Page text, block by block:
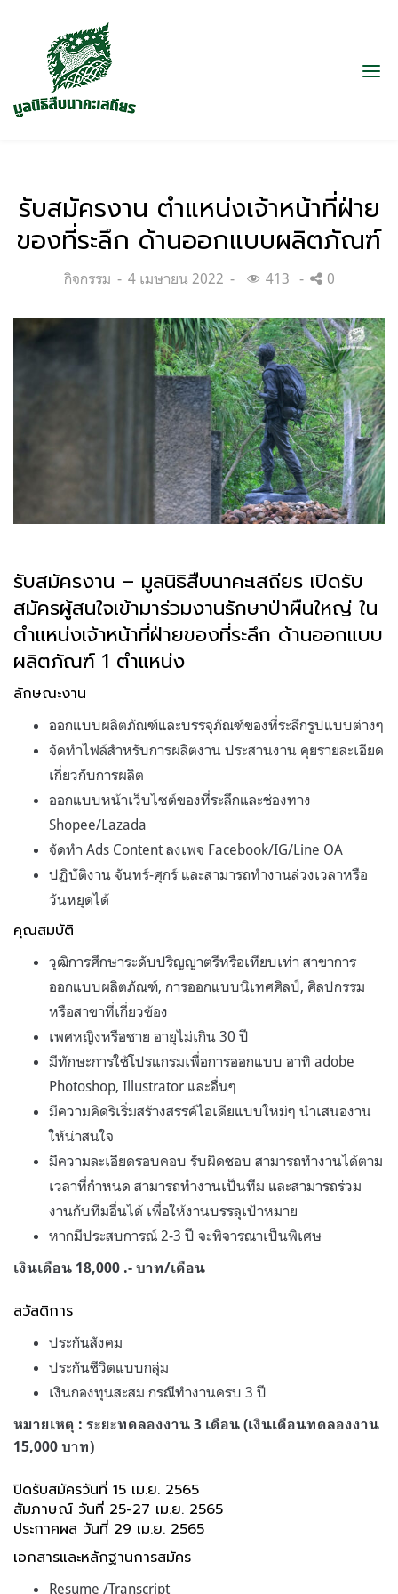
รับสมัครงาน ตำแหน่งเจ้าหน้าที่ฝ่าย
ของที่ระลึก ด้านออกแบบผลิตภัณฑ์
Categories:
กิจกรรม
Posted
4 เมษายน 2022 413 0
รับสมัครงาน – มูลนิธิสืบนาคะเสถียร เปิดรับ
สมัครผู้สนใจเข้ามาร่วมงานรักษาป่าผืนใหญ่ ใน
ตำแหน่งเจ้าหน้าที่ฝ่ายของที่ระลึก ด้านออกแบบ
ผลิตภัณฑ์ 1 ตำแหน่ง
ลักษณะงาน
ออกแบบผลิตภัณฑ์และบรรจุภัณฑ์ของที่ระลึกรูปแบบต่างๆ
จัดทำไฟล์สำหรับการผลิตงาน ประสานงาน คุยรายละเอียด
เกี่ยวกับการผลิต
ออกแบบหน้าเว็บไซต์ของที่ระลึกและช่องทาง
Shopee/Lazada
จัดทำ Ads Content ลงเพจ Facebook/IG/Line OA
ปฏิบัติงาน จันทร์-ศุกร์ และสามารถทำงานล่วงเวลาหรือ
วันหยุดได้
คุณสมบัติ
วุฒิการศึกษาระดับปริญญาตรีหรือเทียบเท่า สาขาการ
ออกแบบผลิตภัณฑ์, การออกแบบนิเทศศิลป์, ศิลปกรรม
หรือสาขาที่เกี่ยวข้อง
เพศหญิงหรือชาย อายุไม่เกิน 30 ปี
มีทักษะการใช้โปรแกรมเพื่อการออกแบบ อาทิ adobe
Photoshop, Illustrator และอื่นๆ
มีความคิดริเริ่มสร้างสรรค์ไอเดียแบบใหม่ๆ นำเสนองาน
ให้น่าสนใจ
มีความละเอียดรอบคอบ รับผิดชอบ สามารถทำงานได้ตาม
เวลาที่กำหนด สามารถทำงานเป็นทีม และสามารถร่วม
งานกับทีมอื่นได้ เพื่อให้งานบรรลุเป้าหมาย
หากมีประสบการณ์ 2-3 ปี จะพิจารณาเป็นพิเศษ
เงินเดือน 18,000 .- บาท/เดือน
สวัสดิการ
ประกันสังคม
ประกันชีวิตแบบกลุ่ม
เงินกองทุนสะสม กรณีทำงานครบ 3 ปี
หมายเหตุ : ระยะทดลองงาน 3 เดือน (เงินเดือนทดลองงาน
15,000 บาท)
ปิดรับสมัครวันที่ 15 เม.ย. 2565
สัมภาษณ์ วันที่ 25-27 เม.ย. 2565
ประกาศผล วันที่ 29 เม.ย. 2565
เอกสารและหลักฐานการสมัคร
Resume /Transcript